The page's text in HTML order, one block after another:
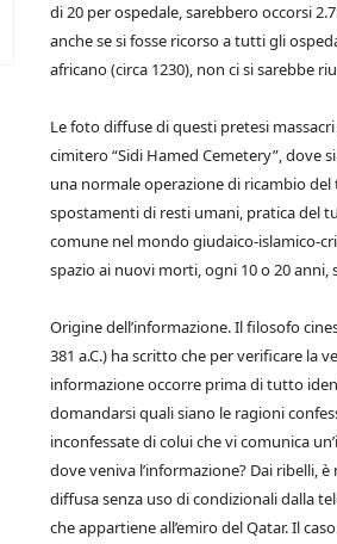
di 20 per ospedale, sarebbero occorsi
anche se si fosse ricorso a tutti gli
africano (circa 1230), non ci si sarebbe
Le foto diffuse di questi pretesi
cimitero “Sidi Hamed Cemetery”, dove
una normale operazione di ricambio del
spostamenti di resti umani, pratica del
comune nel mondo giudaico-islamico-
spazio ai nuovi morti, ogni 10 o 20 anni,
Origine dell’informazione. Il filosofo
381 a.C.) ha scritto che per verificare la
informazione occorre prima di tutto
domandarsi quali siano le ragioni
inconfessate di colui che vi comunica
dove veniva l’informazione? Dai ribelli,
diffusa senza uso di condizionali dalla
che appartiene all’emiro del Qatar. Il